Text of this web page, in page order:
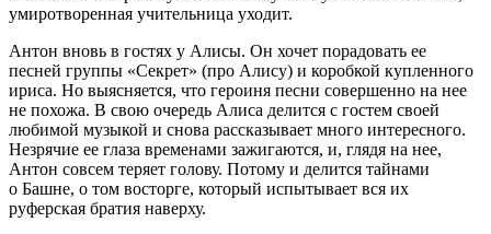
умиротворенная учительница уходит.
Антон вновь в гостях у Алисы. Он хочет порадовать ее
песней группы «Секрет» (про Алису) и коробкой купленного
ириса. Но выясняется, что героиня песни совершенно на нее
не похожа. В свою очередь Алиса делится с гостем своей
любимой музыкой и снова рассказывает много интересного.
Незрячие ее глаза временами зажигаются, и, глядя на нее,
Антон совсем теряет голову. Потому и делится тайнами
о Башне, о том восторге, который испытывает вся их
руферская братия наверху.